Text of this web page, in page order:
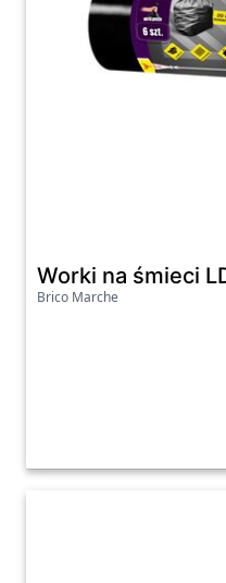
Worki na śmieci
Brico Marche